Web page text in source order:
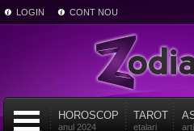
LOGIN CONT NOU
HOROSCOP
anul 2024
TAROT
etalari